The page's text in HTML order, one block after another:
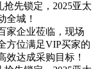
企业莅临，现场
方位满足VIP买家的
效达成采购目标！